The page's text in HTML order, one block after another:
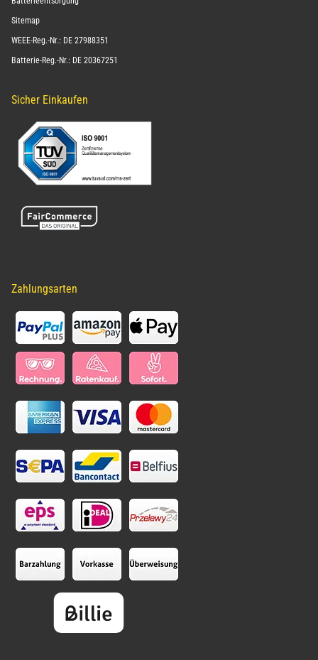
Sitemap
WEEE-Reg.-Nr.: DE 27988351
Batterie-Reg.-Nr.: DE 20367251
Sicher Einkaufen
Zahlungsarten